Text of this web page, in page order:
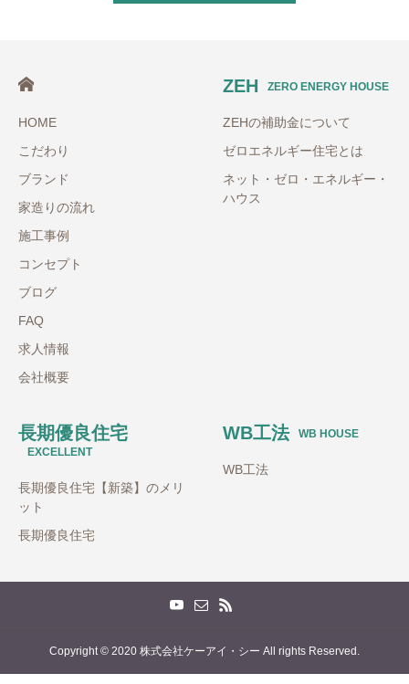
HOME
こだわり
ブランド
家造りの流れ
施工事例
コンセプト
ブログ
FAQ
求人情報
会社概要
ZEH ZERO ENERGY HOUSE
ZEHの補助金について
ゼロエネルギー住宅とは
ネット・ゼロ・エネルギー・
ハウス
長期優良住宅
EXCELLENT
長期優良住宅【新築】のメリ
ット
長期優良住宅
WB工法 WB HOUSE
WB工法
Copyright © 2020 株式会社ケーアイ・シー All rights Reserved.